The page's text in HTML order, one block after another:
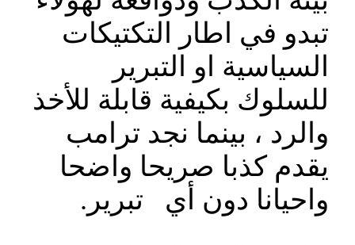
تبدو في اطار التكتيكات
السياسية او التبرير
للسلوك بكيفية قابلة للأخذ
والرد ، بينما نجد ترامب
يقدم كذبا صريحا واضحا
واحيانا دون أي تبرير.